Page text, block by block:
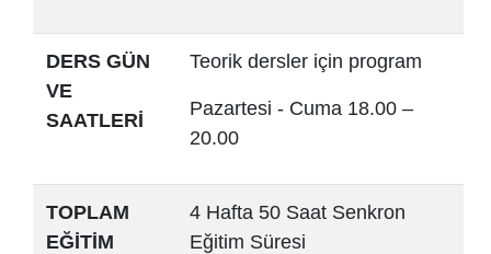
DERS GÜN
VE
SAATLERİ
Teorik dersler için program
Pazartesi - Cuma 18.00 –
20.00
TOPLAM
EĞİTİM
4 Hafta 50 Saat Senkron
Eğitim Süresi